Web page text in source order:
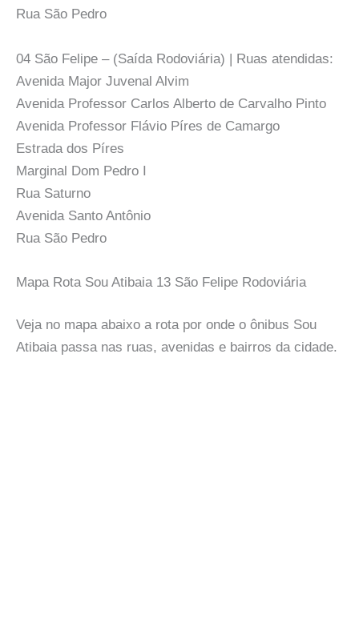
Rua São Pedro
04 São Felipe – (Saída Rodoviária) | Ruas atendidas:
Avenida Major Juvenal Alvim
Avenida Professor Carlos Alberto de Carvalho Pinto
Avenida Professor Flávio Píres de Camargo
Estrada dos Píres
Marginal Dom Pedro I
Rua Saturno
Avenida Santo Antônio
Rua São Pedro
Mapa Rota Sou Atibaia 13 São Felipe Rodoviária
Veja no mapa abaixo a rota por onde o ônibus Sou
Atibaia passa nas ruas, avenidas e bairros da cidade.